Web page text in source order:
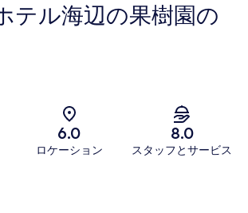
テル海辺の果樹園の
6.0
ロケーション
8.0
スタッフとサービス